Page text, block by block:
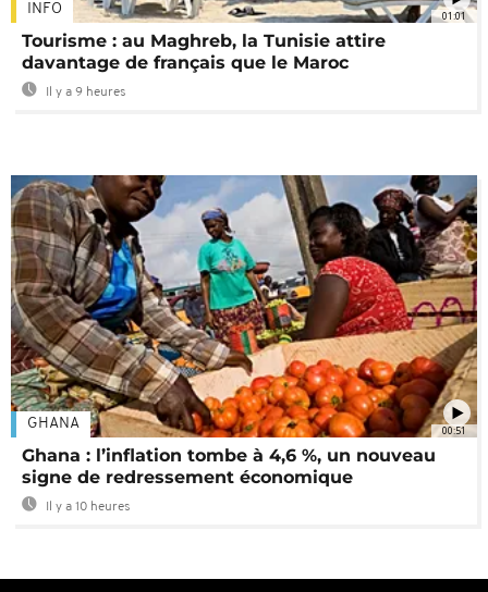
01:01
INFO
Tourisme : au Maghreb, la Tunisie attire
davantage de français que le Maroc
Il y a 9 heures
00:51
GHANA
Ghana : l’inflation tombe à 4,6 %, un nouveau
signe de redressement économique
Il y a 10 heures